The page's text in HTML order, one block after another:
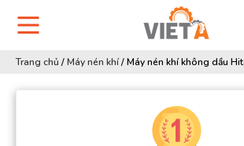
Trang chủ /Máy nén khí/Máy nén khí không dầu